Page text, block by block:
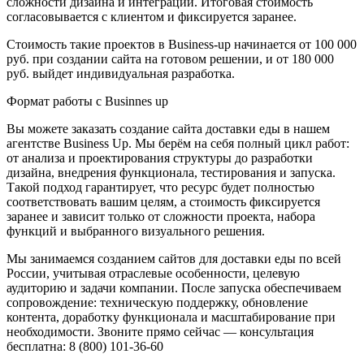
согласовывается с клиентом и фиксируется заранее.
Стоимость такие проектов в Business-up начинается от 100 000
руб. при создании сайта на готовом решении, и от 180 000
руб. выйдет индивидуальная разработка.
Формат работы с Businnes up
Вы можете заказать создание сайта доставки еды в нашем
агентстве Business Up. Мы берём на себя полный цикл работ:
от анализа и проектирования структуры до разработки
дизайна, внедрения функционала, тестирования и запуска.
Такой подход гарантирует, что ресурс будет полностью
соответствовать вашим целям, а стоимость фиксируется
заранее и зависит только от сложности проекта, набора
функций и выбранного визуального решения.
Мы занимаемся созданием сайтов для доставки еды по всей
России, учитывая отраслевые особенности, целевую
аудиторию и задачи компании. После запуска обеспечиваем
сопровождение: техническую поддержку, обновление
контента, доработку функционала и масштабирование при
необходимости. Звоните прямо сейчас — консультация
бесплатна: 8 (800) 101-36-60